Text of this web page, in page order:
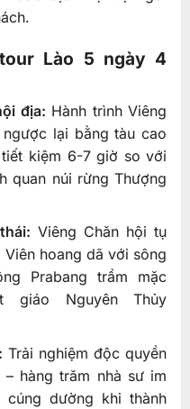
Lào 5 ngày 4
địa: Hành trình Viêng
lại bằng tàu cao
kiệm 6-7 giờ so với
quan núi rừng Thượng
Viêng Chăn hội tụ
hoang dã với sông
Prabang trầm mặc
giáo Nguyên Thủy
Trải nghiệm độc quyền
hàng trăm nhà sư im
dường khi thành